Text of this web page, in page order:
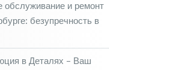
обслуживание и ремонт
безупречность в
в Деталях – Ваш